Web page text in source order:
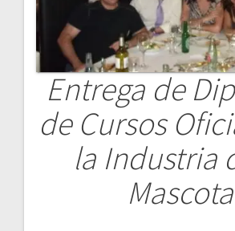
Entrega de
de Cursos
la Industria
Mascota